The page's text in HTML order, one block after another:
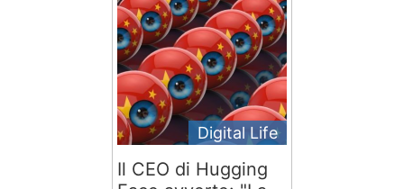
Digital Life
Il CEO di Hugging